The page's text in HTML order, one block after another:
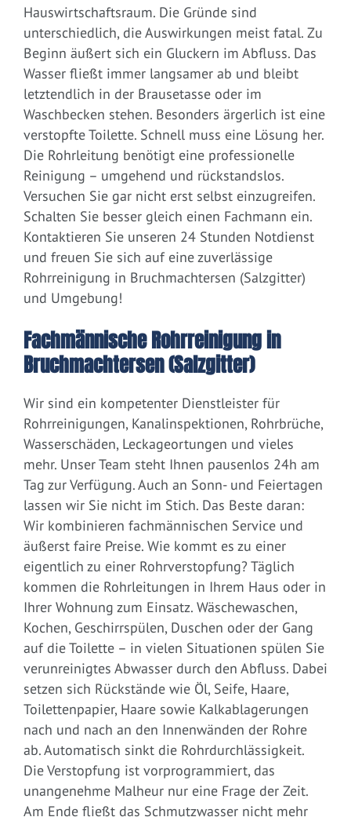
Hauswirtschaftsraum. Die Gründe sind
unterschiedlich, die Auswirkungen meist fatal. Zu
Beginn äußert sich ein Gluckern im Abfluss. Das
Wasser fließt immer langsamer ab und bleibt
letztendlich in der Brausetasse oder im
Waschbecken stehen. Besonders ärgerlich ist eine
verstopfte Toilette. Schnell muss eine Lösung her.
Die Rohrleitung benötigt eine professionelle
Reinigung – umgehend und rückstandslos.
Versuchen Sie gar nicht erst selbst einzugreifen.
Schalten Sie besser gleich einen Fachmann ein.
Kontaktieren Sie unseren 24 Stunden Notdienst
und freuen Sie sich auf eine zuverlässige
Rohrreinigung in Bruchmachtersen (Salzgitter)
und Umgebung!
Fachmännische Rohrreinigung in
Bruchmachtersen (Salzgitter)
Wir sind ein kompetenter Dienstleister für
Rohrreinigungen, Kanalinspektionen, Rohrbrüche,
Wasserschäden, Leckageortungen und vieles
mehr. Unser Team steht Ihnen pausenlos 24h am
Tag zur Verfügung. Auch an Sonn- und Feiertagen
lassen wir Sie nicht im Stich. Das Beste daran:
Wir kombinieren fachmännischen Service und
äußerst faire Preise. Wie kommt es zu einer
eigentlich zu einer Rohrverstopfung? Täglich
kommen die Rohrleitungen in Ihrem Haus oder in
Ihrer Wohnung zum Einsatz. Wäschewaschen,
Kochen, Geschirrspülen, Duschen oder der Gang
auf die Toilette – in vielen Situationen spülen Sie
verunreinigtes Abwasser durch den Abfluss. Dabei
setzen sich Rückstände wie Öl, Seife, Haare,
Toilettenpapier, Haare sowie Kalkablagerungen
nach und nach an den Innenwänden der Rohre
ab. Automatisch sinkt die Rohrdurchlässigkeit.
Die Verstopfung ist vorprogrammiert, das
unangenehme Malheur nur eine Frage der Zeit.
Am Ende fließt das Schmutzwasser nicht mehr